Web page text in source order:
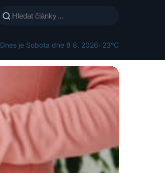
Dnes je Sobota dne 8 8. 2026· 23°C